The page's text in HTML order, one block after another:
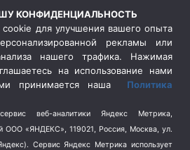
(404)
КОНФИДЕНЦИАЛЬНОСТЬ
для улучшения вашего опыта
рекламы или
нашего трафика. Нажимая
на использование нами
принимается наша Политика
веб-аналитики Яндекс Метрика,
ООО «ЯНДЕКС», 119021, Россия, Москва, ул.
Сервис Яндекс Метрика использует